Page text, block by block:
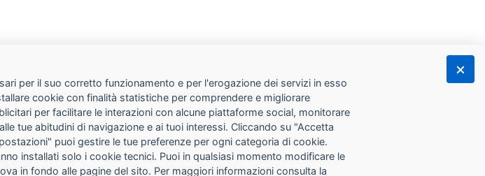
per il suo corretto funzionamento e per l'erogazione dei servizi in esso
cookie con finalità statistiche per comprendere e migliorare
per facilitare le interazioni con alcune piattaforme social, monitorare
tue abitudini di navigazione e ai tuoi interessi. Cliccando su "Accetta
puoi gestire le tue preferenze per ogni categoria di cookie.
installati solo i cookie tecnici. Puoi in qualsiasi momento modificare le
in fondo alle pagine del sito. Per maggiori informazioni consulta la